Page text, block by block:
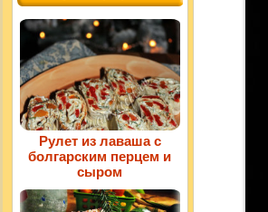
Рулет из лаваша с
болгарским перцем и
сыром